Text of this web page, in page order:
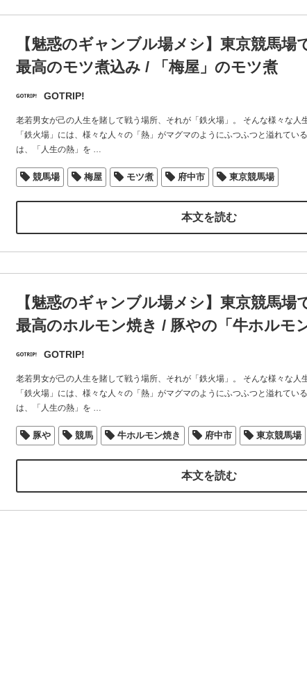
【魅惑のギャンブル場メシ】東京競馬場
最高のモツ煮込み / 「梅屋」のモツ煮
GOTRIP!
老若男女が己の人生を賭して戦う場所、それが「鉄火場」。 そんな様々な人
「鉄火場」には、様々な人々の「熱」がマグマのようにふつふつと溢れてい
は、「人生の熱」を …
競馬場 梅屋 モツ煮 府中市 東京競馬場
本文を読む
【魅惑のギャンブル場メシ】東京競馬場
最高のホルモン焼き / 豚やの「牛ホルモ
GOTRIP!
老若男女が己の人生を賭して戦う場所、それが「鉄火場」。 そんな様々な人
「鉄火場」には、様々な人々の「熱」がマグマのようにふつふつと溢れてい
は、「人生の熱」を …
豚や 競馬 牛ホルモン焼き 府中市 東京競馬場
本文を読む